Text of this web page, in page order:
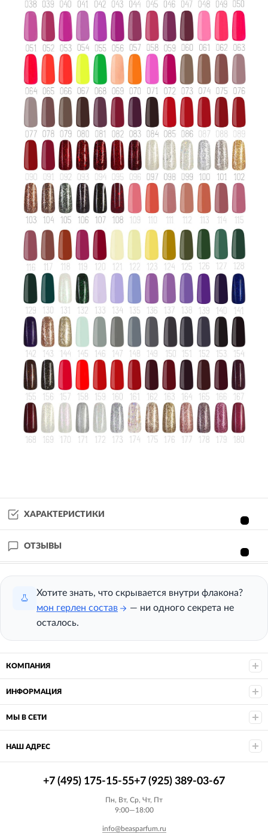
ХАРАКТЕРИСТИКИ
ОТЗЫВЫ
Хотите знать, что скрывается внутри флакона?
мон герлен состав
— ни одного секрета не
осталось.
КОМПАНИЯ
ИНФОРМАЦИЯ
МЫ В СЕТИ
НАШ АДРЕС
+7 (495) 175-15-55+7 (925) 389-03-67
Пн, Вт, Ср, Чт, Пт
9:00—18:00
info@beasparfum.ru